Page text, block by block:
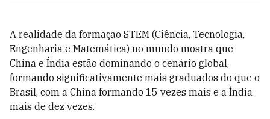
A realidade da formação STEM (Ciência, Tecnologia,
Engenharia e Matemática) no mundo mostra que
China e Índia estão dominando o cenário global,
formando significativamente mais graduados do que o
Brasil, com a China formando 15 vezes mais e a Índia
mais de dez vezes.